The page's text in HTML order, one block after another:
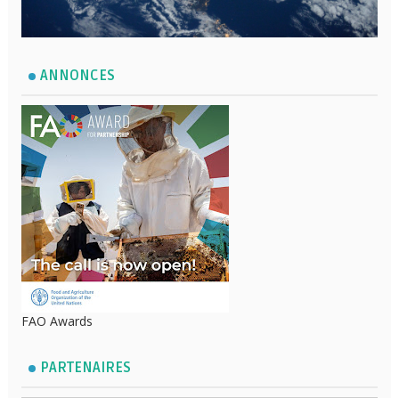
ANNONCES
FAO Awards
PARTENAIRES